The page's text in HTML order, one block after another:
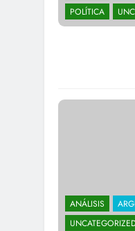
POLÍTICA
ANÁLISIS